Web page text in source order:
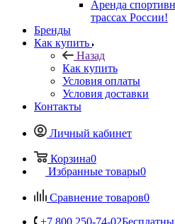
Аренда
трассах России!
Бренды
Как купить
Назад
Как купить
Условия оплаты
Условия доставки
Контакты
Личный кабинет
Корзина0
Избранные товары0
Сравнение товаров0
+7 800 250-74-02